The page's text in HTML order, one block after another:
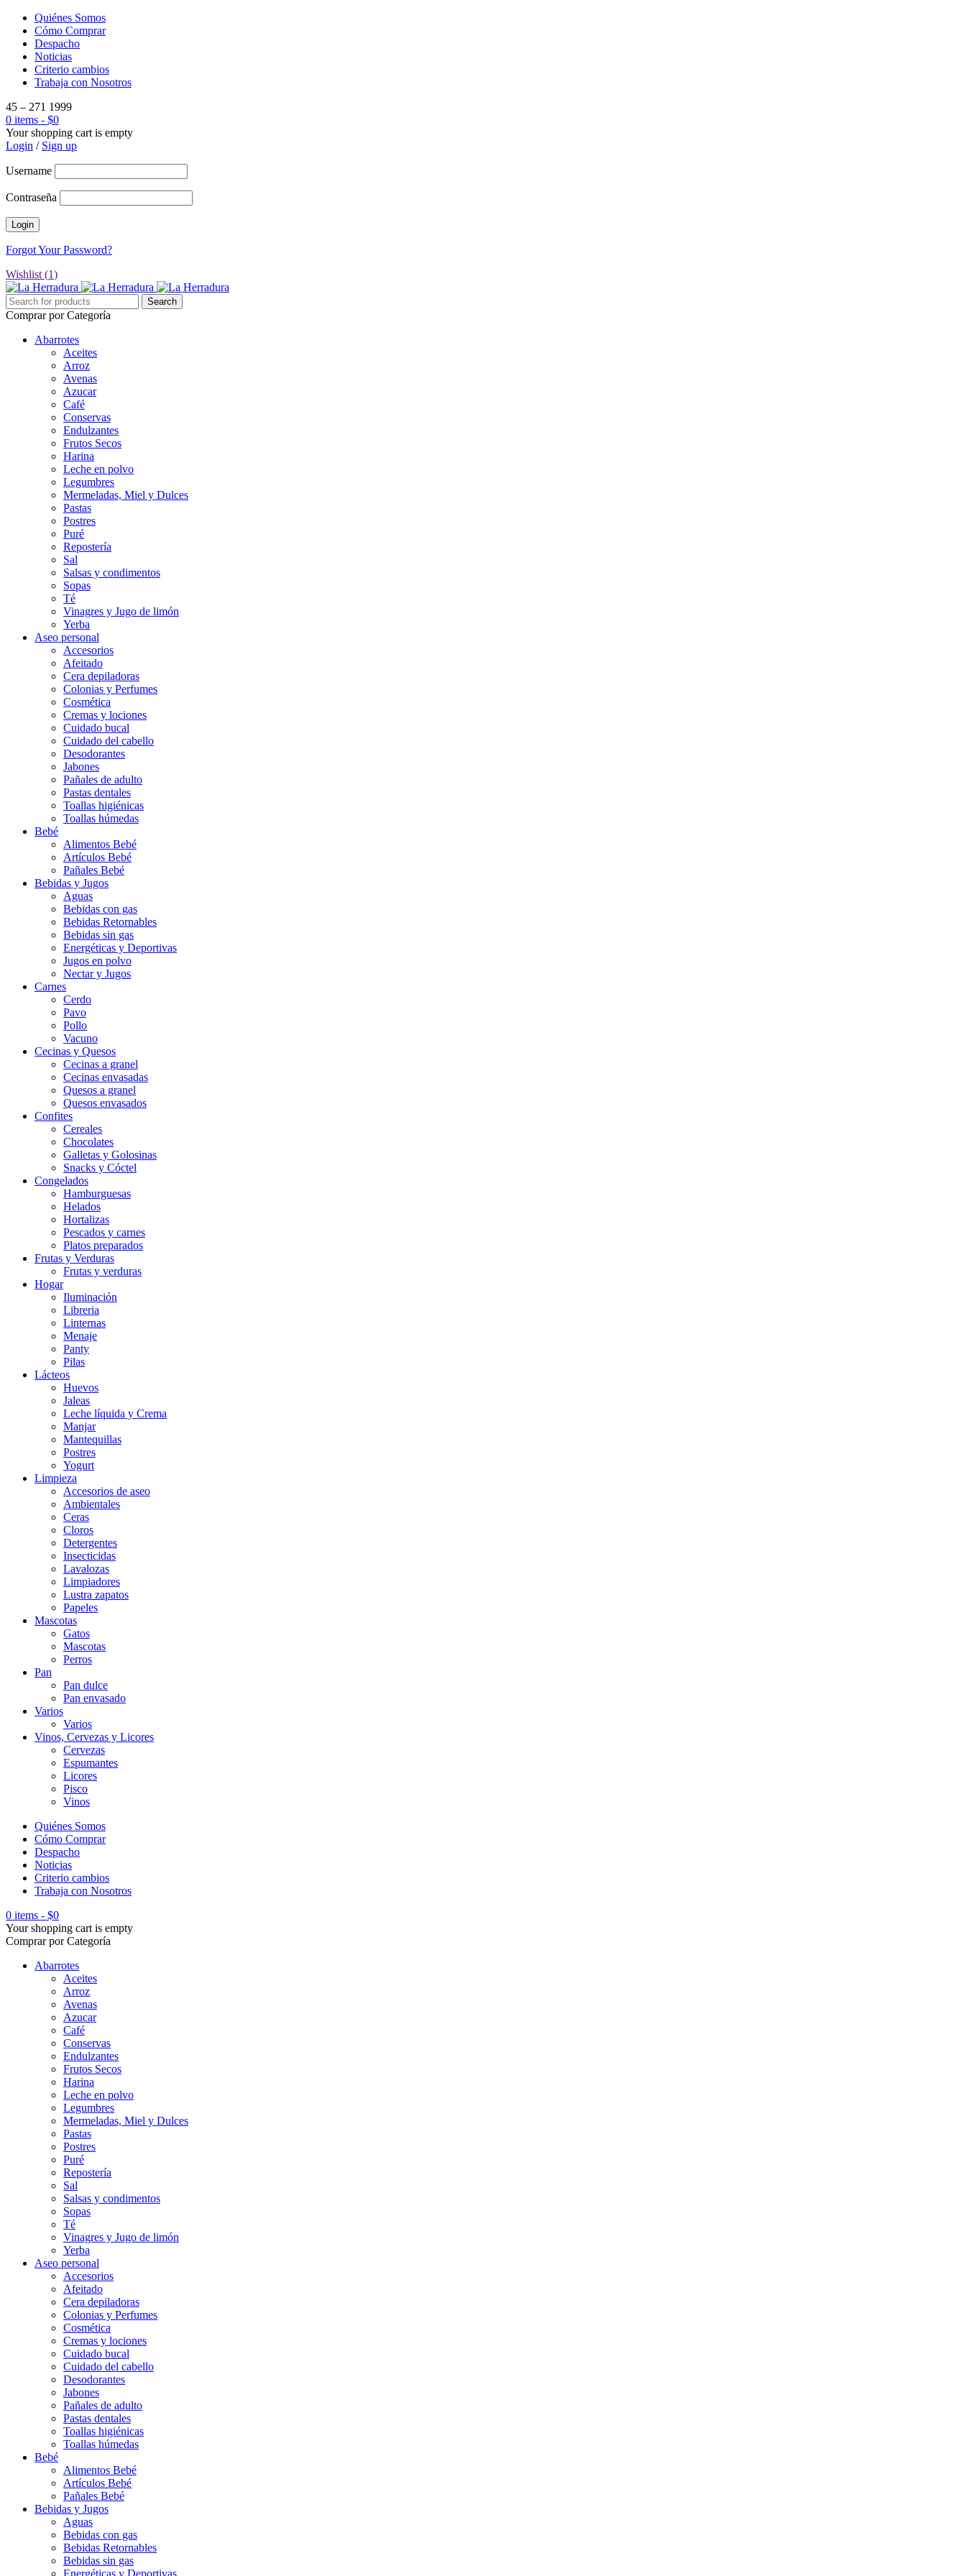
Quiénes Somos
Cómo Comprar
Despacho
Noticias
Criterio cambios
Trabaja con Nosotros
45 – 271 1999
0 items - $0
Your shopping cart is empty
Login / Sign up
Username
Contraseña
Forgot Your Password?
Wishlist (1)
Comprar por Categoría
Abarrotes
Aceites
Arroz
Avenas
Azucar
Café
Conservas
Endulzantes
Frutos Secos
Harina
Leche en polvo
Legumbres
Mermeladas, Miel y Dulces
Pastas
Postres
Puré
Repostería
Sal
Salsas y condimentos
Sopas
Té
Vinagres y Jugo de limón
Yerba
Aseo personal
Accesorios
Afeitado
Cera depiladoras
Colonias y Perfumes
Cosmética
Cremas y lociones
Cuidado bucal
Cuidado del cabello
Desodorantes
Jabones
Pañales de adulto
Pastas dentales
Toallas higiénicas
Toallas húmedas
Bebé
Alimentos Bebé
Artículos Bebé
Pañales Bebé
Bebidas y Jugos
Aguas
Bebidas con gas
Bebidas Retornables
Bebidas sin gas
Energéticas y Deportivas
Jugos en polvo
Nectar y Jugos
Carnes
Cerdo
Pavo
Pollo
Vacuno
Cecinas y Quesos
Cecinas a granel
Cecinas envasadas
Quesos a granel
Quesos envasados
Confites
Cereales
Chocolates
Galletas y Golosinas
Snacks y Cóctel
Congelados
Hamburguesas
Helados
Hortalizas
Pescados y carnes
Platos preparados
Frutas y Verduras
Frutas y verduras
Hogar
Iluminación
Libreria
Linternas
Menaje
Panty
Pilas
Lácteos
Huevos
Jaleas
Leche líquida y Crema
Manjar
Mantequillas
Postres
Yogurt
Limpieza
Accesorios de aseo
Ambientales
Ceras
Cloros
Detergentes
Insecticidas
Lavalozas
Limpiadores
Lustra zapatos
Papeles
Mascotas
Gatos
Mascotas
Perros
Pan
Pan dulce
Pan envasado
Varios
Varios
Vinos, Cervezas y Licores
Cervezas
Espumantes
Licores
Pisco
Vinos
Quiénes Somos
Cómo Comprar
Despacho
Noticias
Criterio cambios
Trabaja con Nosotros
0 items - $0
Your shopping cart is empty
Comprar por Categoría
Abarrotes
Aceites
Arroz
Avenas
Azucar
Café
Conservas
Endulzantes
Frutos Secos
Harina
Leche en polvo
Legumbres
Mermeladas, Miel y Dulces
Pastas
Postres
Puré
Repostería
Sal
Salsas y condimentos
Sopas
Té
Vinagres y Jugo de limón
Yerba
Aseo personal
Accesorios
Afeitado
Cera depiladoras
Colonias y Perfumes
Cosmética
Cremas y lociones
Cuidado bucal
Cuidado del cabello
Desodorantes
Jabones
Pañales de adulto
Pastas dentales
Toallas higiénicas
Toallas húmedas
Bebé
Alimentos Bebé
Artículos Bebé
Pañales Bebé
Bebidas y Jugos
Aguas
Bebidas con gas
Bebidas Retornables
Bebidas sin gas
Energéticas y Deportivas